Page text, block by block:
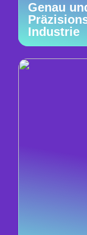
Genau
Industrie